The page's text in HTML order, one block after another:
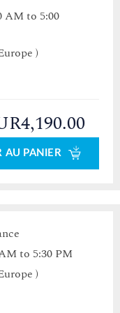
AM to 5:00
)
AU PANIER
to 5:30 PM
)